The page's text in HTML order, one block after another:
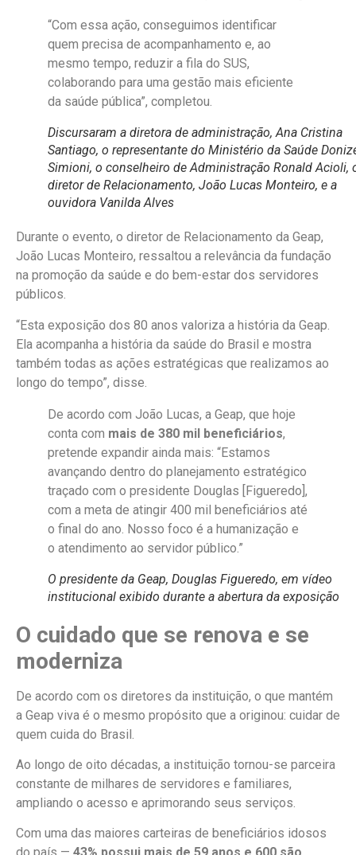
“Com essa ação, conseguimos identificar
quem precisa de acompanhamento e, ao
mesmo tempo, reduzir a fila do SUS,
colaborando para uma gestão mais eficiente
da saúde pública”, completou.
Discursaram a diretora de administração, Ana Cristina
Santiago, o representante do Ministério da Saúde
Simioni, o conselheiro de Administração Ronald Acioli,
diretor de Relacionamento, João Lucas Monteiro, e a
ouvidora Vanilda Alves
Durante o evento, o diretor de Relacionamento da Geap,
João Lucas Monteiro, ressaltou a relevância da fundação
na promoção da saúde e do bem-estar dos servidores
públicos.
“Esta exposição dos 80 anos valoriza a história da Geap.
Ela acompanha a história da saúde do Brasil e mostra
também todas as ações estratégicas que realizamos ao
longo do tempo”, disse.
De acordo com João Lucas, a Geap, que hoje
conta com mais de 380 mil beneficiários,
pretende expandir ainda mais: “Estamos
avançando dentro do planejamento estratégico
traçado com o presidente Douglas [Figueredo],
com a meta de atingir 400 mil beneficiários até
o final do ano. Nosso foco é a humanização e
o atendimento ao servidor público.”
O presidente da Geap, Douglas Figueredo, em vídeo
institucional exibido durante a abertura da exposição
O cuidado que se renova e se
moderniza
De acordo com os diretores da instituição, o que mantém
a Geap viva é o mesmo propósito que a originou: cuidar de
quem cuida do Brasil
Ao longo de oito décadas, a instituição tornou-se parceira
constante de milhares de servidores e familiares,
ampliando o acesso e aprimorando seus serviços.
Com uma das maiores carteiras de beneficiários idosos